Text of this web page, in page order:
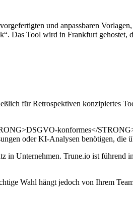
und anpassbaren
Das Tool wird in Frankfurt gehostet,
für Retrospektiven konzipiertes
konformes</
oder KI-Analysen benötigen, die
Unternehmen. Trune.io ist führend
Wahl hängt jedoch von Ihrem